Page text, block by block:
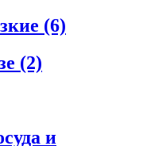
(6)
(2)
и